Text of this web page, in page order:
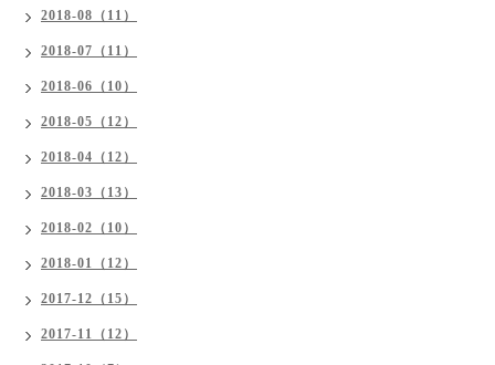
2018-08（11）
2018-07（11）
2018-06（10）
2018-05（12）
2018-04（12）
2018-03（13）
2018-02（10）
2018-01（12）
2017-12（15）
2017-11（12）